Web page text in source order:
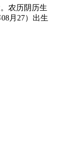
农历阴历生
月27）出生